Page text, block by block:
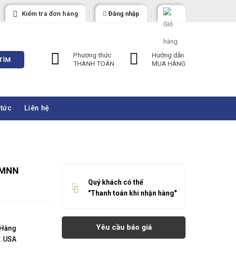
Kiểm tra đơn hàng Đăng nhập
Phương thức
THANH TOÁN
Hướng dẫn
MUA HÀNG
Liên hệ
USA
Quý khách có thể
"Thanh toán khi nhận hàng"
Yêu cầu báo giá